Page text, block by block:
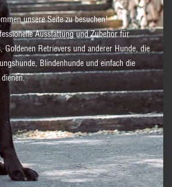
unsere Seite zu besuchen!
Ausstattung und Zubehör für
Goldenen Retrievers und anderer Hunde, die
Blindenhunde und einfach die